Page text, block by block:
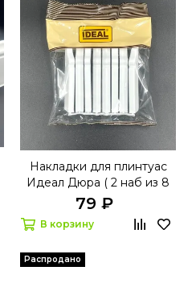
Накладки для плинтуас
Идеал Дюра ( 2 наб из 8
эл)
79 ₽
В корзину
Распродано